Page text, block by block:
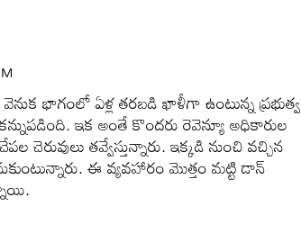
భాగంలో ఏళ్ల తరబడి ఖాళీగా ఉంటున్న ప్రభుత్వ
ఇక అంతే కొందరు రెవెన్యూ అధికారుల
చెరువులు తవ్వేస్తున్నారు. ఇక్కడి నుంచి వచ్చిన
ఈ వ్యవహారం మొత్తం మట్టి డాన్‌